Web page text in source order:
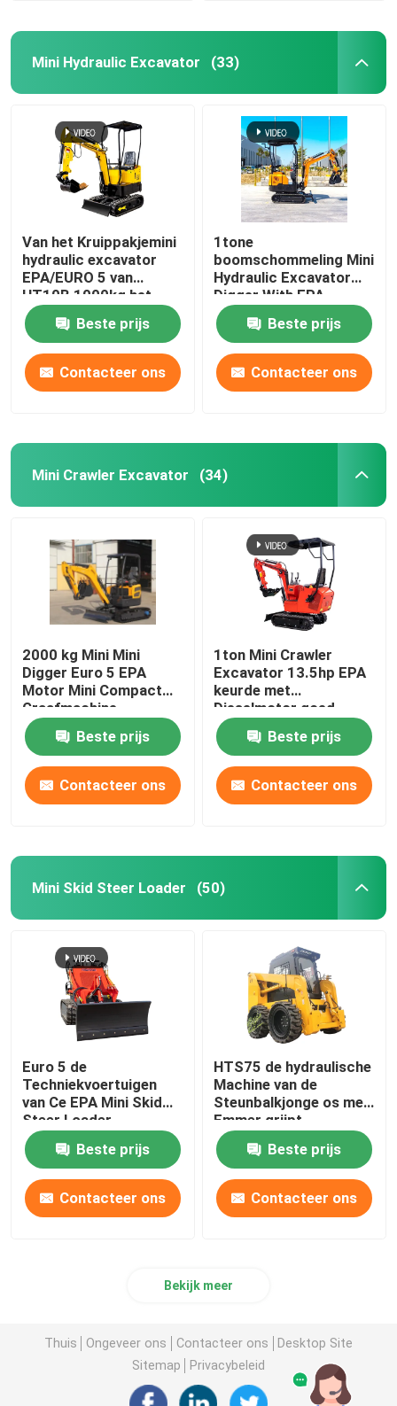
Mini Hydraulic Excavator (33)
Van het Kruippakjemini
hydraulic excavator
EPA/EURO 5 van
HT10B 1000kg het
Huisgebruik
Beste prijs
Contacteer ons
1tone
boomschommeling Mini
Hydraulic Excavator
Digger With EPA
HT10G
Beste prijs
Contacteer ons
Mini Crawler Excavator (34)
2000 kg Mini Mini
Digger Euro 5 EPA
Motor Mini Compact
Graafmachine
Beste prijs
Contacteer ons
1ton Mini Crawler
Excavator 13.5hp EPA
keurde met
Dieselmotor goed
Beste prijs
Contacteer ons
Mini Skid Steer Loader (50)
Euro 5 de
Techniekvoertuigen
van Ce EPA Mini Skid
Steer Loader
Multifunctional
Beste prijs
Contacteer ons
HTS75 de hydraulische
Machine van de
Steunbalkjonge os met
Emmer grijpt
Gehechtheid vast
Beste prijs
Contacteer ons
Bekijk meer
Thuis Ongeveer ons Contacteer ons
Desktop Site
Sitemap
Privacybeleid